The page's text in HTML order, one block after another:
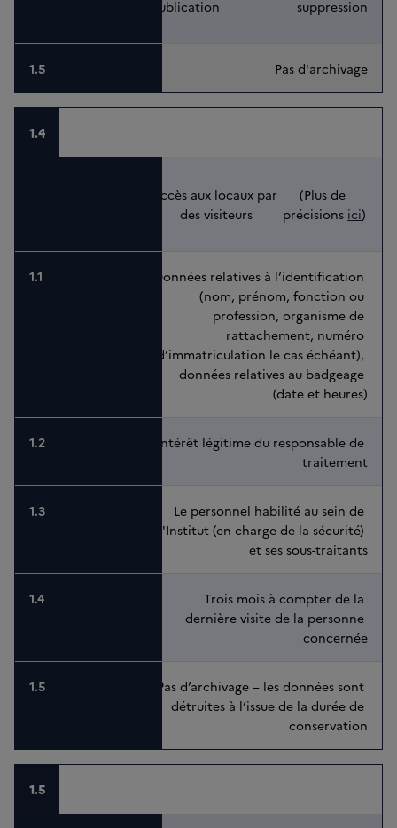
publication suppression
Pas d'archivage
1.4
Accès aux locaux par
des visiteurs
(Plus de
précisions ici)
Données relatives à l’identification
(nom, prénom, fonction ou
profession, organisme de
rattachement, numéro
d’immatriculation le cas échéant),
données relatives au badgeage
(date et heures)
Intérêt légitime du responsable de
traitement
Le personnel habilité au sein de
l'Institut (en charge de la sécurité)
et ses sous-traitants
Trois mois à compter de la
dernière visite de la personne
concernée
Pas d’archivage – les données sont
détruites à l’issue de la durée de
conservation
1.5